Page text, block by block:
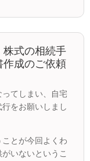
株式の相続手
成のご依頼
てしまい、自宅
をお願いしまし
とが今回よくわ
いないというこ